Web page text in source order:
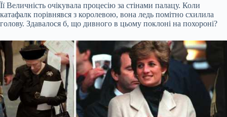
Її Величність очікувала процесію за стінами палацу. Коли
катафалк порівнявся з королевою, вона ледь помітно схилила
голову. Здавалося б, що дивного в цьому поклоні на похороні?